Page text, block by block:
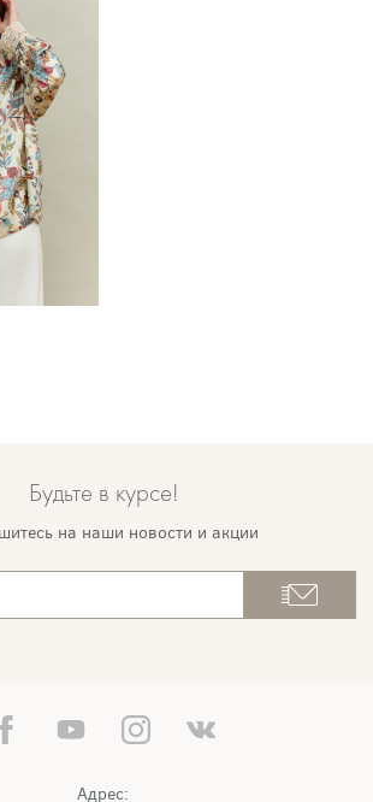
Будьте в курсе!
на наши новости и акции
Адрес: